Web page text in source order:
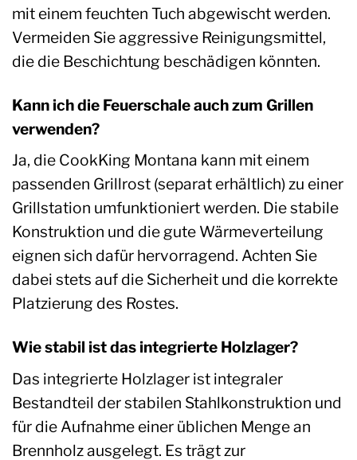
mit einem feuchten Tuch abgewischt werden.
Vermeiden Sie aggressive Reinigungsmittel,
die die Beschichtung beschädigen könnten.
Kann ich die Feuerschale auch zum Grillen
verwenden?
Ja, die CookKing Montana kann mit einem
passenden Grillrost (separat erhältlich) zu einer
Grillstation umfunktioniert werden. Die stabile
Konstruktion und die gute Wärmeverteilung
eignen sich dafür hervorragend. Achten Sie
dabei stets auf die Sicherheit und die korrekte
Platzierung des Rostes.
Wie stabil ist das integrierte Holzlager?
Das integrierte Holzlager ist integraler
Bestandteil der stabilen Stahlkonstruktion und
für die Aufnahme einer üblichen Menge an
Brennholz ausgelegt. Es trägt zur